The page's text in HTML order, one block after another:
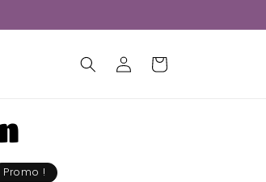
ConnexionPanier
Promo !